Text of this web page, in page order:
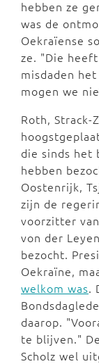
hebben ze
was de
Oekraïense
ze. "Die
misdaden
mogen we
Roth,
die sinds het
hebben
Oostenrijk,
zijn de
voorzitter
von der
bezocht.
Oekraïne,
welkom was.
daarop.
te blijven."
Scholz wel